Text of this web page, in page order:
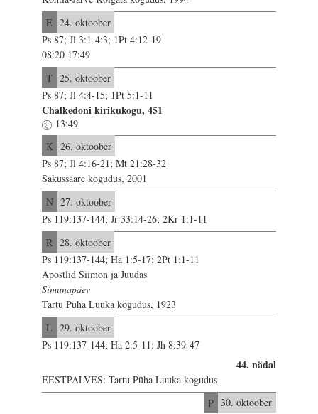
E 24. oktoober
Ps 87; Jl 3:1-4:3; 1Pt 4:12-19
08:20 17:49
T 25. oktoober
Ps 87; Jl 4:4-15; 1Pt 5:1-11
Chalkedoni kirikukogu, 451
13:49
K 26. oktoober
Ps 87; Jl 4:16-21; Mt 21:28-32
Sakussaare kogudus, 2001
N 27. oktoober
Ps 119:137-144; Jr 33:14-26; 2Kr 1:1-11
R 28. oktoober
Ps 119:137-144; Ha 1:5-17; 2Pt 1:1-11
Apostlid Siimon ja Juudas
Simunapäev
Tartu Püha Luuka kogudus, 1923
L 29. oktoober
Ps 119:137-144; Ha 2:5-11; Jh 8:39-47
44. nädal
EESTPALVES: Tartu Püha Luuka kogudus
P 30. oktoober